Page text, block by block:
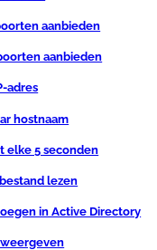
aanbieden
aanbieden
adres
hostnaam
elke 5 seconden
lezen
in Active Directory